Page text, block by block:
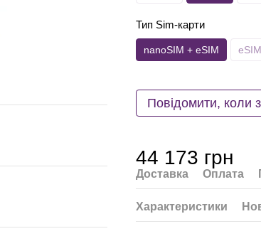
Тип Sim-карти
nanoSIM + eSIM
Повідомити, коли
44 173 грн
Доставка Оплата
Характеристики